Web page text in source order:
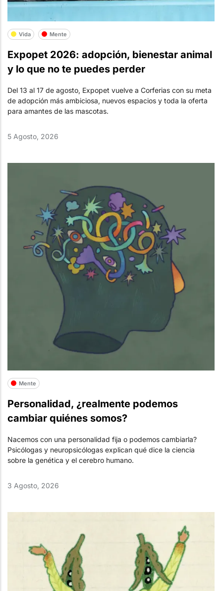
Vida Mente
Expopet 2026: adopción, bienestar animal
y lo que no te puedes perder
Del 13 al 17 de agosto, Expopet vuelve a Corferias con su meta
de adopción más ambiciosa, nuevos espacios y toda la oferta
para amantes de las mascotas.
5 Agosto, 2026
Mente
Personalidad, ¿realmente podemos
cambiar quiénes somos?
Nacemos con una personalidad fija o podemos cambiarla?
Psicólogas y neuropsicólogas explican qué dice la ciencia
sobre la genética y el cerebro humano.
3 Agosto, 2026